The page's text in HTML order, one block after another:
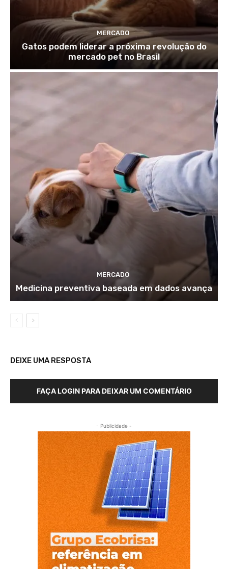
MERCADO
Gatos podem liderar a próxima revolução do
mercado pet no Brasil
MERCADO
Medicina preventiva baseada em dados avança
DEIXE UMA RESPOSTA
FAÇA LOGIN PARA DEIXAR UM COMENTÁRIO
- Publicidade -